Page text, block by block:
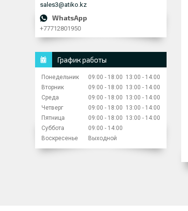
sales3@atiko.kz
+77712801950
График работы
Понедельник 09:00 18:00 13:00
14:00
Вторник
09:00 18:00 13:00
14:00
Среда
09:00 18:00 13:00
14:00
Четверг
09:00 18:00 13:00
14:00
Пятница
09:00 18:00 13:00
14:00
Суббота
09:00
14:00
Воскресенье
Выходной